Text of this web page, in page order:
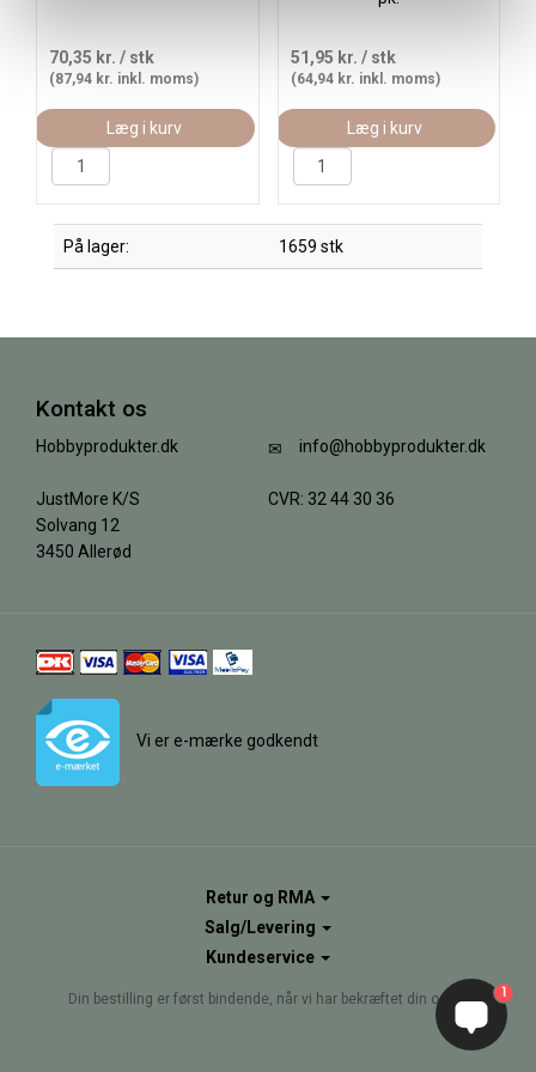
70,35 kr. / stk
(87,94 kr. inkl. moms)
Læg i kurv
51,95 kr. / stk
(64,94 kr. inkl. moms)
Læg i kurv
På lager: 1659 stk
Kontakt os
Hobbyprodukter.dk
JustMore K/S
Solvang 12
3450 Allerød
info@hobbyprodukter.dk
CVR: 32 44 30 36
Vi er e-mærke godkendt
Retur og RMA
Salg/Levering
Kundeservice
Din bestilling er først bindende, når vi har bekræftet din ordre. 1